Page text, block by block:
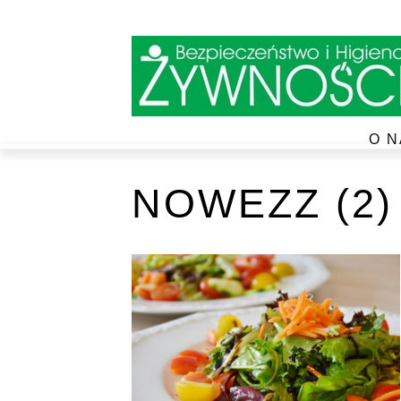
O
NOWEZZ (2)